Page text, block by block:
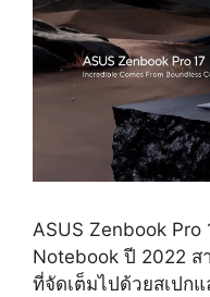
ASUS Zenbook Pro
Notebook ปี 2022 ส
ที่จัดเต็มไปด้วยสเปก